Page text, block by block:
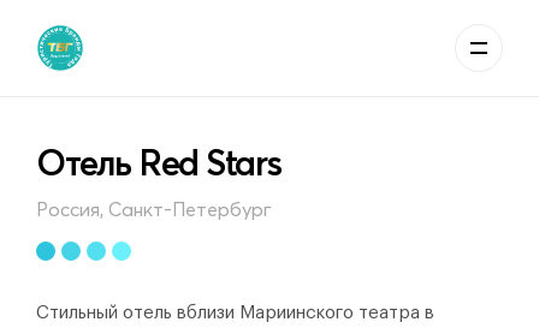
Отель Red Stars
Россия, Санкт-Петербург
Стильный отель вблизи Мариинского театра в